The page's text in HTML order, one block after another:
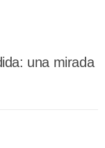
una mirada